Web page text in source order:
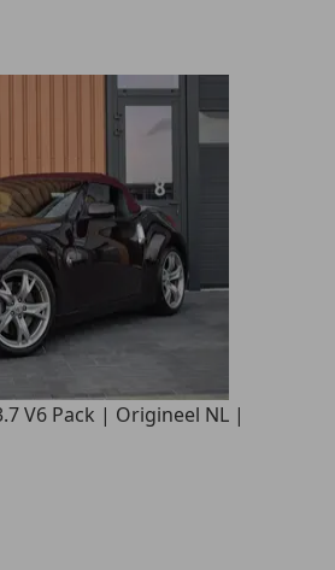
V6 Pack | Origineel NL |